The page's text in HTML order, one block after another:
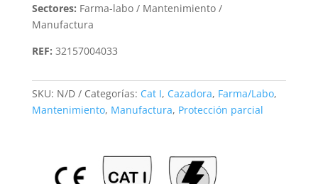
Sectores: Farma-labo / Mantenimiento /
Manufactura
REF: 32157004033
SKU: N/D Categorías: Cat I, Cazadora, Farma/Labo,
Mantenimiento, Manufactura, Protección parcial